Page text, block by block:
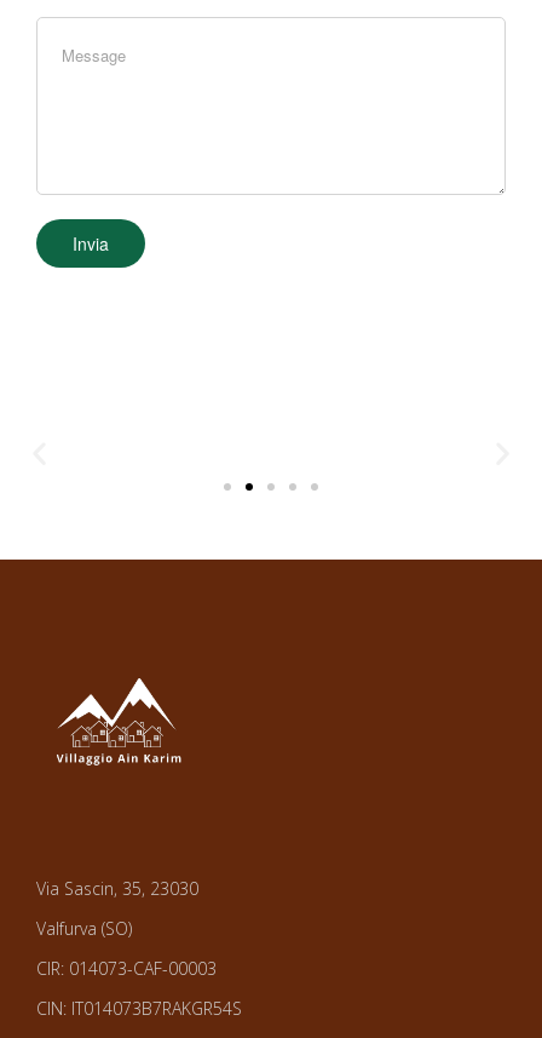
Via Sascin, 35, 23030
Valfurva (SO)
CIR: 014073-CAF-00003
CIN: IT014073B7RAKGR54S